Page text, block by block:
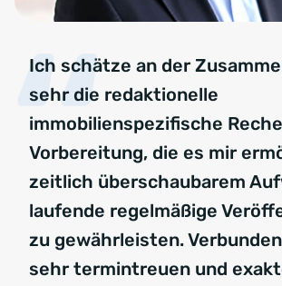
Ich schätze an der
sehr die redaktionelle
immobilienspezifische
Vorbereitung, die es mir
zeitlich überschaubarem
laufende regelmäßige
zu gewährleisten.
sehr termintreuen und